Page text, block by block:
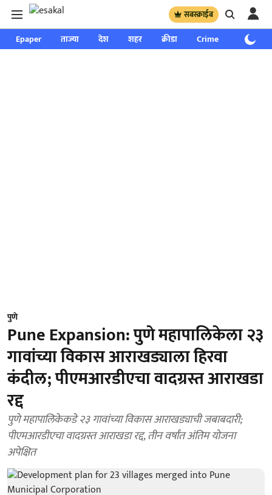
सबस्क्राईब
Epaper ताज्या देश शहर क्रीडा Crime साप्ताहिक
पुणे
Pune Expansion: पुणे महापालिकेला २३
गावांच्या विकास आराखड्याला हिरवा
कंदील; पीएमआरडीएचा वादग्रस्त आराखडा
रद्द
पुणे महापालिकेकडे २३ गावांच्या विकास आराखड्याची जबाबदारी;
पीएमआरडीएचा वादग्रस्त आराखडा रद्द, तीन वर्षांत अंतिम योजना
अपेक्षित